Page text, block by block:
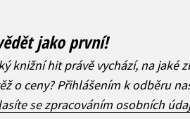
jako první!
knižní hit právě vychází, na jaké
o ceny? Přihlášením k odběru
se zpracováním osobních